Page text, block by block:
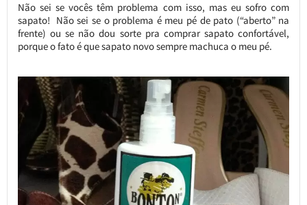
Não sei se vocês têm problema com isso, mas eu sofro com
sapato! Não sei se o problema é meu pé de pato (“aberto” na
frente) ou se não dou sorte pra comprar sapato confortável,
porque o fato é que sapato novo sempre machuca o meu pé.